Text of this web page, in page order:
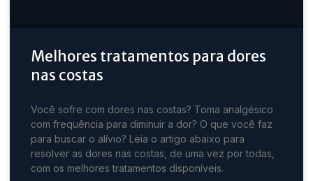
Melhores tratamentos para dores
nas costas
Você sofre com dores nas costas? Toma analgésico
com frequência para diminuir a dor? O que você faz
para buscar o alívio? Leia o artigo abaixo para
resolver as dores nas costas, de uma vez por todas,
com os melhores tratamentos disponíveis.